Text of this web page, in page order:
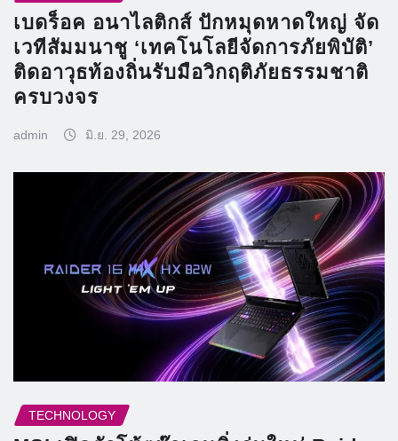
เบดร็อค อนาไลติกส์ ปักหมุดหาดใหญ่ จัด
เวทีสัมมนาชู ‘เทคโนโลยีจัดการภัยพิบัติ’
ติดอาวุธท้องถิ่นรับมือวิกฤติภัยธรรมชาติ
ครบวงจร
admin มิ.ย. 29, 2026
TECHNOLOGY